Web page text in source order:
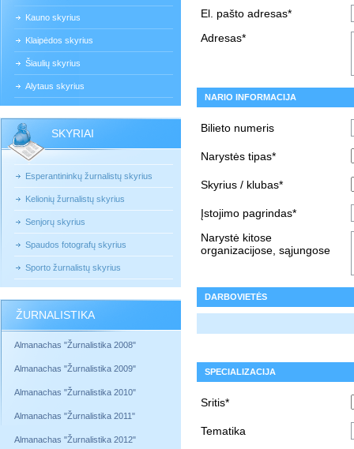
Kauno skyrius
Klaipėdos skyrius
Šiaulių skyrius
Alytaus skyrius
SKYRIAI
Esperantininkų žurnalistų skyrius
Kelionių žurnalistų skyrius
Senjorų skyrius
Spaudos fotografų skyrius
Sporto žurnalistų skyrius
ŽURNALISTIKA
Almanachas "Žurnalistika 2008"
Almanachas "Žurnalistika 2009"
Almanachas "Žurnalistika 2010"
Almanachas "Žurnalistika 2011"
Almanachas "Žurnalistika 2012"
El. pašto adresas*
Adresas*
NARIO INFORMACIJA
Bilieto numeris
Narystės tipas*
Skyrius / klubas*
Įstojimo pagrindas*
Narystė kitose
organizacijose, sąjungose
DARBOVIETĖS
SPECIALIZACIJA
Sritis*
Tematika